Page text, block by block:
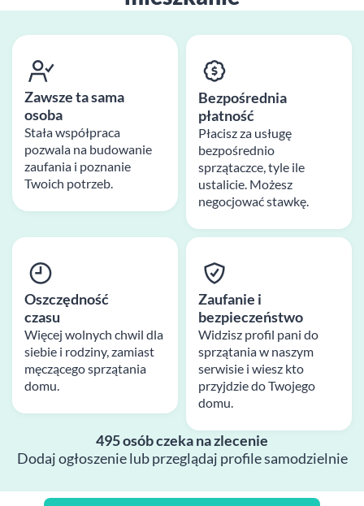
Zawsze ta sama
osoba
Stała współpraca
pozwala na budowanie
zaufania i poznanie
Twoich potrzeb.
Oszczędność
czasu
Więcej wolnych chwil dla
siebie i rodziny, zamiast
męczącego sprzątania
domu.
Bezpośrednia
płatność
Płacisz za usługę
bezpośrednio
sprzątaczce, tyle ile
ustalicie. Możesz
negocjować stawkę.
Zaufanie i
bezpieczeństwo
Widzisz profil pani do
sprzątania w naszym
serwisie i wiesz kto
przyjdzie do Twojego
domu.
495 osób czeka na zlecenie
Dodaj ogłoszenie lub przeglądaj profile samodzielnie